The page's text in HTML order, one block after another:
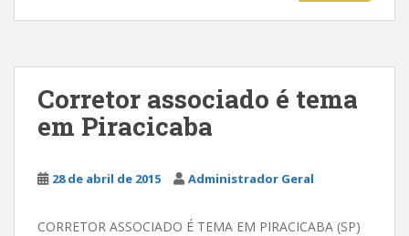
Corretor associado é tema
em Piracicaba
28 de abril de 2015 Administrador Geral
CORRETOR ASSOCIADO É TEMA EM PIRACICABA (SP)